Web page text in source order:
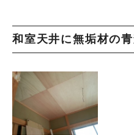
和室天井に無垢材の